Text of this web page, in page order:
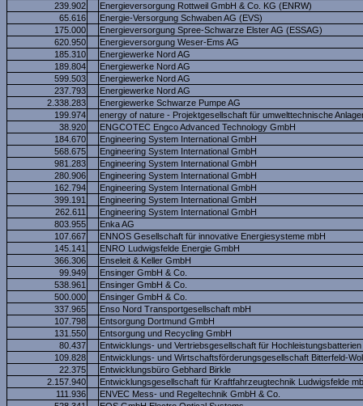
239.902
Energieversorgung Rottweil GmbH & Co. KG (ENRW)
65.616
Energie-Versorgung Schwaben AG (EVS)
175.000
Energieversorgung Spree-Schwarze Elster AG (ESSAG)
620.950
Energieversorgung Weser-Ems AG
185.310
Energiewerke Nord AG
189.804
Energiewerke Nord AG
599.503
Energiewerke Nord AG
237.793
Energiewerke Nord AG
2.338.283
Energiewerke Schwarze Pumpe AG
199.974
energy of nature - Projektgesellschaft für umwelttechnische
38.920
ENGCOTEC Engco Advanced Technology GmbH
184.670
Engineering System International GmbH
568.675
Engineering System International GmbH
981.283
Engineering System International GmbH
280.906
Engineering System International GmbH
162.794
Engineering System International GmbH
399.191
Engineering System International GmbH
262.611
Engineering System International GmbH
803.955
Enka AG
107.667
ENNOS Gesellschaft für innovative Energiesysteme mbH
145.141
ENRO Ludwigsfelde Energie GmbH
366.306
Enseleit & Keller GmbH
99.949
Ensinger GmbH & Co.
538.961
Ensinger GmbH & Co.
500.000
Ensinger GmbH & Co.
337.965
Enso Nord Transportgesellschaft mbH
107.798
Entsorgung Dortmund GmbH
131.550
Entsorgung und Recycling GmbH
80.437
Entwicklungs- und Vertriebsgesellschaft für
109.828
Entwicklungs- und Wirtschaftsförderungsgesellschaft Bitterfeld-
22.375
Entwicklungsbüro Gebhard Birkle
2.157.940
Entwicklungsgesellschaft für Kraftfahrzeugtechnik Ludwigsfelde
111.936
ENVEC Mess- und Regeltechnik GmbH & Co.